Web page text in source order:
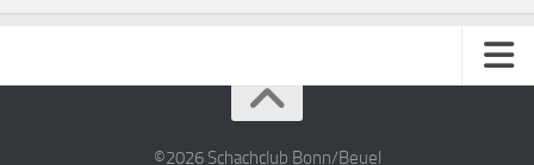
©2026 Schachclub Bonn/Beuel